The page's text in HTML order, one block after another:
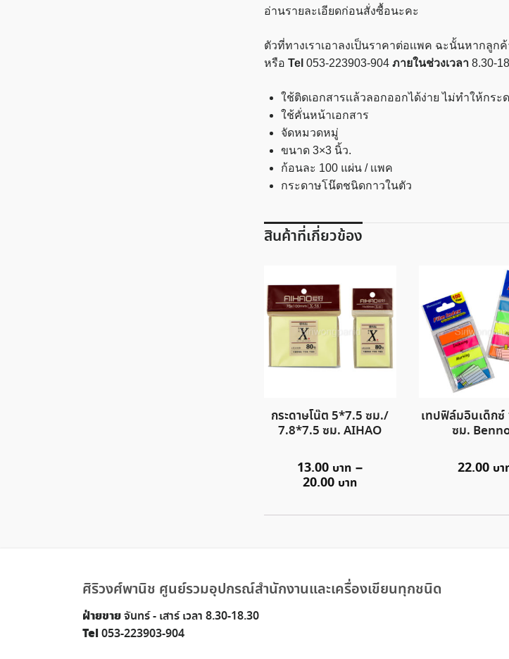
อ่านรายละเอียดก่อนสั่งซื้อนะคะ
ตัวที่ทางเราเอาลงเป็นราคาต่อเเพค ฉะนั้นหากลู
หรือ Tel 053-223903-904 ภายในช่วงเวลา8.30-
ใช้ติดเอกสารเเล้วลอกออกได้ง่าย ไม่ทำให้กระ
ใช้คั่นหน้าเอกสาร
จัดหมวดหมู่
ขนาด 3×3 นิ้ว.
ก้อนละ 100 แผ่น / เเพค
กระดาษโน๊ตชนิดกาวในตัว
สินค้าที่เกี่ยวข้อง
กระดาษโน๊ต 5*7.5 ซม./
7.8*7.5 ซม. AIHAO
13.00
–
20.00
เทปฟิล์มอินเด็ก
ซม.
22.00
ศิริวงศ์พานิช ศูนย์รวมอุปกรณ์สำนักงานและเครื่องเขียนทุกชนิด
ฝ่ายขายจันทร์ - เสาร์ เวลา 8.30-18.30
Tel053-223903-904